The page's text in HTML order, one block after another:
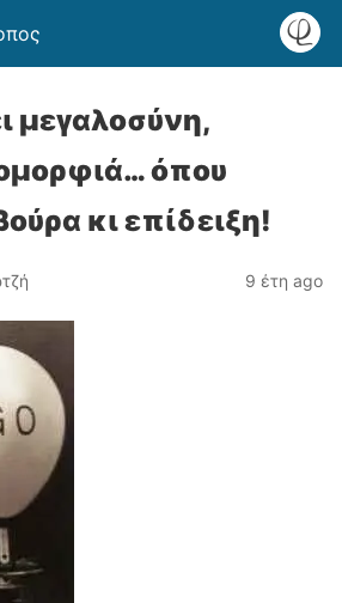
μεγαλοσύνη,
όπου
κι επίδειξη!
9 έτη ago